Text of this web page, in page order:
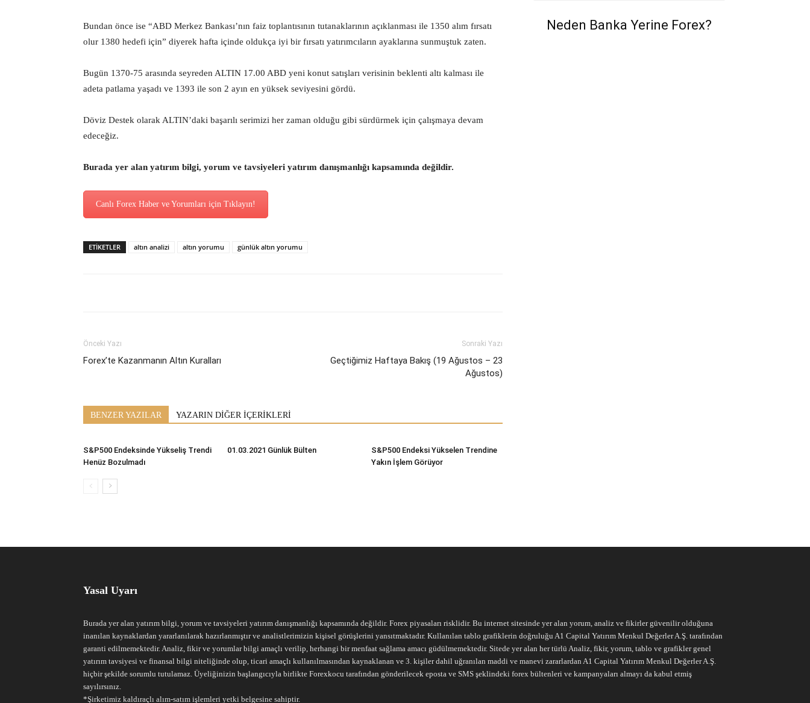
Bundan önce ise “ABD Merkez Bankası’nın faiz toplantısının tutanaklarının açıklanması ile 1350 alım fırsatı
olur 1380 hedefi için” diyerek hafta içinde oldukça iyi bir fırsatı yatırımcıların ayaklarına sunmuştuk zaten.
Bugün 1370-75 arasında seyreden ALTIN 17.00 ABD yeni konut satışları verisinin beklenti altı kalması ile
adeta patlama yaşadı ve 1393 ile son 2 ayın en yüksek seviyesini gördü.
Döviz Destek olarak ALTIN’daki başarılı serimizi her zaman olduğu gibi sürdürmek için çalışmaya devam
edeceğiz.
Burada yer alan yatırım bilgi, yorum ve tavsiyeleri yatırım danışmanlığı kapsamında değildir.
Canlı Forex Haber ve Yorumları için Tıklayın!
ETİKETLER altın analizi altın yorumu günlük altın yorumu
Önceki Yazı
Forex’te Kazanmanın Altın Kuralları
Sonraki Yazı
Geçtiğimiz Haftaya Bakış (19 Ağustos – 23
Ağustos)
BENZER YAZILAR YAZARIN DİĞER İÇERİKLERİ
S&P500 Endeksinde Yükseliş Trendi
Henüz Bozulmadı
01.03.2021 Günlük Bülten
S&P500 Endeksi Yükselen Trendine
Yakın İşlem Görüyor
Neden Banka Yerine Forex?
Yasal Uyarı
Burada yer alan yatırım bilgi, yorum ve tavsiyeleri yatırım danışmanlığı kapsamında değildir. Forex piyasaları risklidir. Bu internet sitesinde yer alan yorum, analiz ve fikirler güvenilir olduğuna
inanılan kaynaklardan yararlanılarak hazırlanmıştır ve analistlerimizin kişisel görüşlerini yansıtmaktadır. Kullanılan tablo grafiklerin doğruluğu A1 Capital Yatırım Menkul Değerler A.Ş. tarafından
garanti edilmemektedir. Analiz, fikir ve yorumlar bilgi amaçlı verilip, herhangi bir menfaat sağlama amacı güdülmemektedir. Sitede yer alan her türlü Analiz, fikir, yorum, tablo ve grafikler genel
yatırım tavsiyesi ve finansal bilgi niteliğinde olup, ticari amaçlı kullanılmasından kaynaklanan ve 3. kişiler dahil uğranılan maddi ve manevi zararlardan A1 Capital Yatırım Menkul Değerler A.Ş.
hiçbir şekilde sorumlu tutulamaz. Üyeliğinizin başlangıcıyla birlikte Forexkocu tarafından gönderilecek eposta ve SMS şeklindeki forex bültenleri ve kampanyaları almayı da kabul etmiş
sayılırsınız.
*Şirketimiz kaldıraçlı alım-satım işlemleri yetki belgesine sahiptir.